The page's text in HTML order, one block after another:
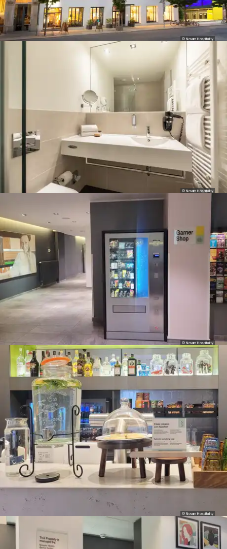
© Novum Hospitality
© Novum Hospitality
© Novum Hospitality
© Novum Hospitality